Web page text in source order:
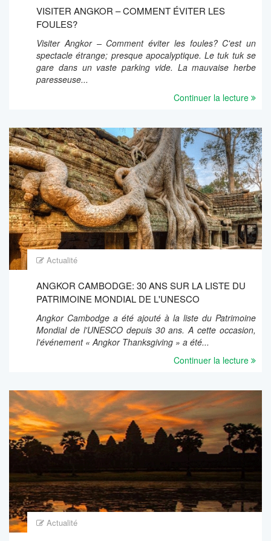
VISITER ANGKOR – COMMENT ÉVITER LES
FOULES?
Visiter Angkor – Comment éviter les foules? C'est un
spectacle étrange; presque apocalyptique. Le tuk tuk se
gare dans un vaste parking vide. La mauvaise herbe
paresseuse...
Continuer la lecture
Actualité
ANGKOR CAMBODGE: 30 ANS SUR LA LISTE DU
PATRIMOINE MONDIAL DE L'UNESCO
Angkor Cambodge a été ajouté à la liste du Patrimoine
Mondial de l'UNESCO depuis 30 ans. A cette occasion,
l'événement « Angkor Thanksgiving » a été...
Continuer la lecture
Actualité